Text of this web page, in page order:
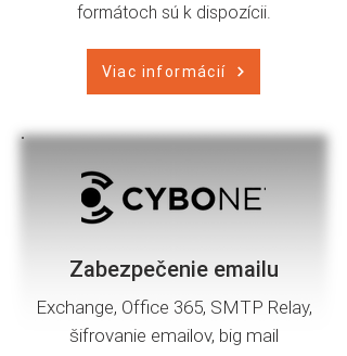
formátoch sú k dispozícii.
Viac informácií
Zabezpečenie emailu
Exchange, Office 365, SMTP Relay,
šifrovanie emailov, big mail